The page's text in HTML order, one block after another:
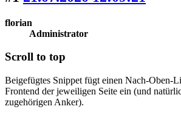
florian
Administrator
Scroll to top
Beigefügtes Snippet fügt einen Nach-Oben-
Frontend der jeweiligen Seite ein (und
zugehörigen Anker).